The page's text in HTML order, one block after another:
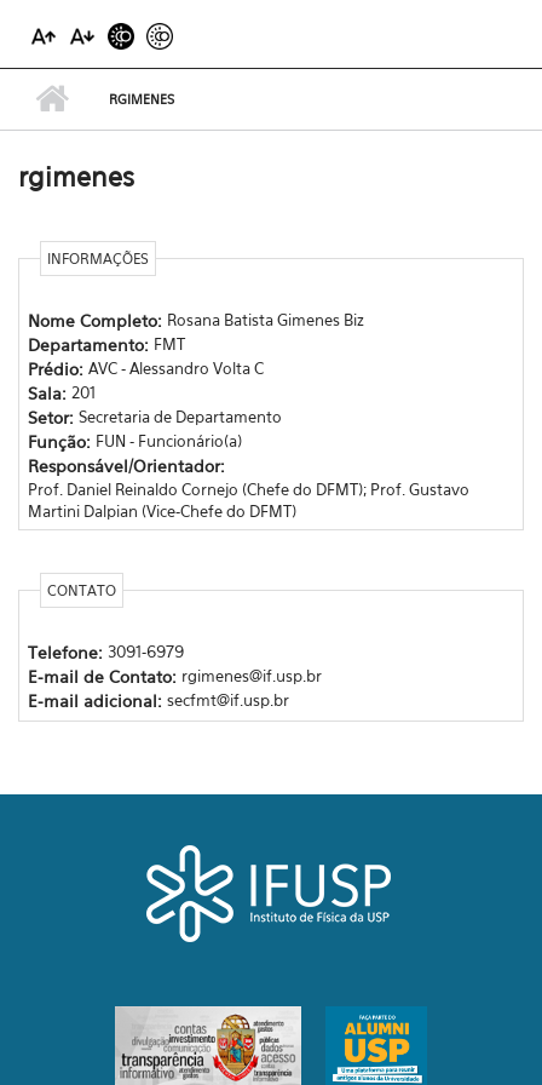
RGIMENES
rgimenes
INFORMAÇÕES
Nome Completo: Rosana Batista Gimenes Biz
Departamento: FMT
Prédio: AVC - Alessandro Volta C
Sala: 201
Setor: Secretaria de Departamento
Função: FUN - Funcionário(a)
Responsável/Orientador:
Prof. Daniel Reinaldo Cornejo (Chefe do DFMT); Prof. Gustavo
Martini Dalpian (Vice-Chefe do DFMT)
CONTATO
Telefone: 3091-6979
E-mail de Contato: rgimenes@if.usp.br
E-mail adicional: secfmt@if.usp.br